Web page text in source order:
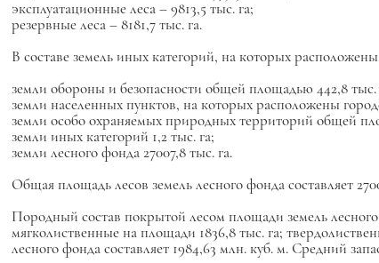
эксплуатационные леса – 9813,5 тыс. га;
резервные леса – 8181,7 тыс. га.
В составе земель иных категорий, на которых
земли обороны и безопасности общей площадью 442,8 тыс.
земли населенных пунктов, на которых расположены
земли особо охраняемых природных территорий общей
земли иных категорий 1,2 тыс. га;
земли лесного фонда 27007,8 тыс. га.
Общая площадь лесов земель лесного фонда составляет
Породный состав покрытой лесом площади земель
мягколиственные на площади 1836,8 тыс. га;
лесного фонда составляет 1984,63 млн. куб. м. Средний